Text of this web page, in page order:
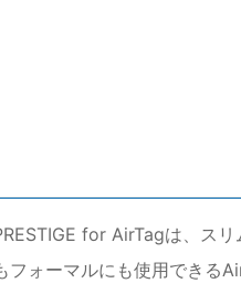
for AirTagは、ス
フォーマルにも使用できる